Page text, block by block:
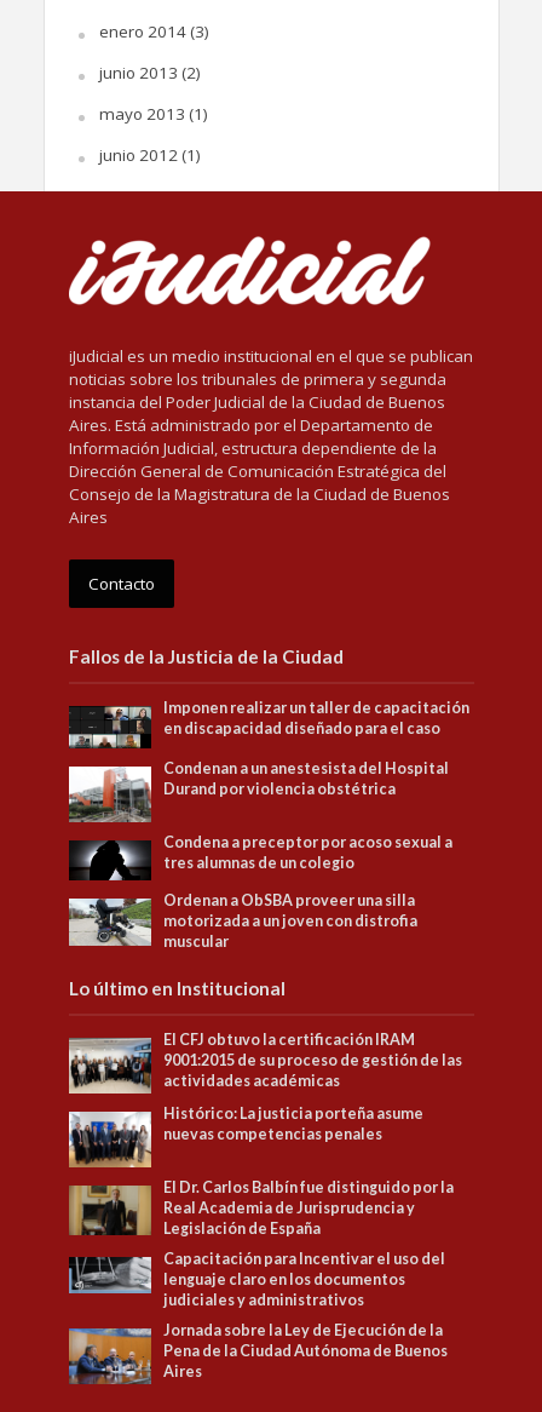
enero 2014(3)
junio 2013 (2)
mayo 2013 (1)
junio 2012(1)
iJudicial es un medio institucional en el que se publican
noticias sobre los tribunales de primera y segunda
instancia del Poder Judicial de la Ciudad de Buenos
Aires. Está administrado por el Departamento de
Información Judicial, estructura dependiente de la
Dirección General de Comunicación Estratégica del
Consejo de la Magistratura de la Ciudad de Buenos
Aires
Contacto
Fallos de la Justicia de la Ciudad
Imponen realizar un taller de capacitación
en discapacidad diseñado para el caso
Condenan a un anestesista del Hospital
Durand por violencia obstétrica
Condena a preceptor por acoso sexual a
tres alumnas de un colegio
Ordenan a ObSBA proveer una silla
motorizada a un joven con distrofia
muscular
Lo último en Institucional
El CFJ obtuvo la certificación IRAM
9001:2015 de su proceso de gestión de las
actividades académicas
Histórico: La justicia porteña asume
nuevas competencias penales
El Dr. Carlos Balbín fue distinguido por la
Real Academia de Jurisprudencia y
Legislación de España
Capacitación para Incentivar el uso del
lenguaje claro en los documentos
judiciales y administrativos
Jornada sobre la Ley de Ejecución de la
Pena de la Ciudad Autónoma de Buenos
Aires